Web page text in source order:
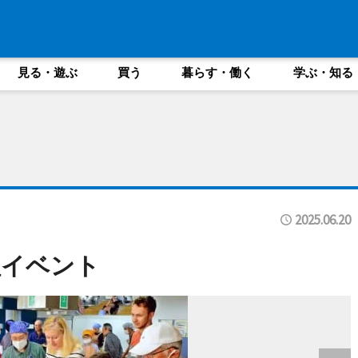
見る・遊ぶ 買う 暮らす・働く 学ぶ・知る
2025.06.20
ベント